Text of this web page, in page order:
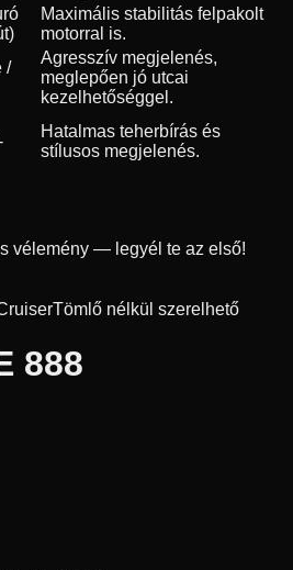
Maximális stabilitás felpakolt
motorral is.
/
Agresszív megjelenés,
meglepően jó utcai
kezelhetőséggel.
Hatalmas teherbírás és
stílusos megjelenés.
vélemény — legyél te az első!
Tömlő nélkül szerelhető
888